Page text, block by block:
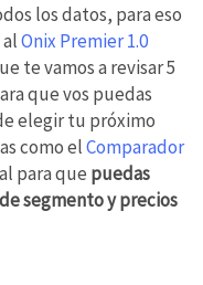
los datos, para eso
Onix Premier 1.0
te vamos a revisar 5
que vos puedas
elegir tu próximo
como elComparador
para que puedas
segmento y precios